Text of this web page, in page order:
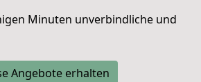
Minuten unverbindliche und
Angebote erhalten